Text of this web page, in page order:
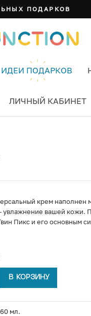
ПОДАРКОВ
ИДЕИ ПОДАРКОВ
ЛИЧНЫЙ КАБИНЕТ
крем наполнен
увлажнение вашей кожи.
Пикс и его основным
В КОРЗИНУ
мл.